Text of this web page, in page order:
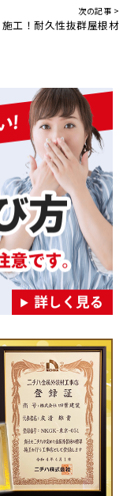
次の記事 >
工！耐久性抜群屋根材